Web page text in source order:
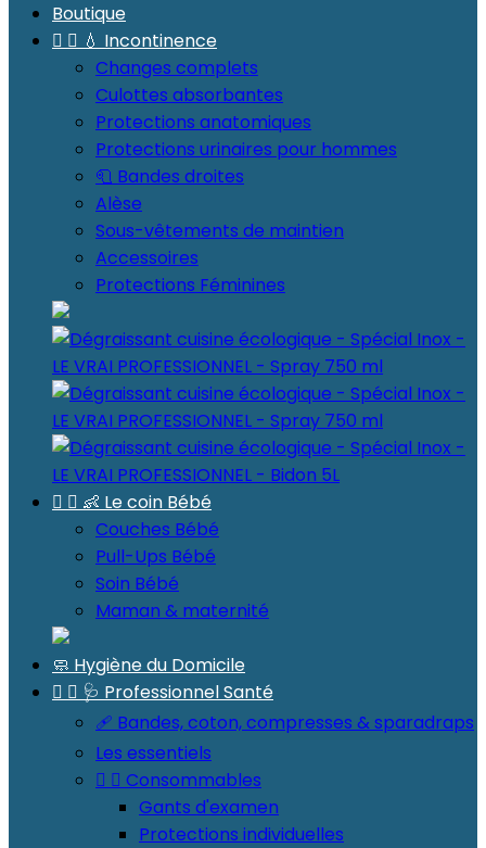
Boutique
  💧 Incontinence
Changes complets
Culottes absorbantes
Protections anatomiques
Protections urinaires pour hommes
🧻 Bandes droites
Alèse
Sous-vêtements de maintien
Accessoires
Protections Féminines
  👶 Le coin Bébé
Couches Bébé
Pull-Ups Bébé
Soin Bébé
Maman & maternité
🧼 Hygiène du Domicile
  🩺 Professionnel Santé
🩹 Bandes, coton, compresses & sparadraps
Les essentiels
  Consommables
Gants d'examen
Protections individuelles